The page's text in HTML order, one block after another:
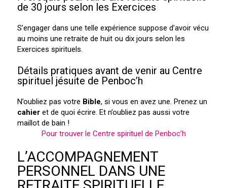
de 30 jours selon les Exercices
S’engager dans une telle expérience suppose d’avoir vécu
au moins une retraite de huit ou dix jours selon les
Exercices spirituels.
Détails pratiques avant de venir au Centre
spirituel jésuite de Penboc’h
N’oubliez pas votre Bible, si vous en avez une. Prenez un
cahier et de quoi écrire. Et n’oubliez pas aussi votre
maillot de bain !
Pour trouver le Centre spirituel de Penboc’h
L’ACCOMPAGNEMENT
PERSONNEL DANS UNE